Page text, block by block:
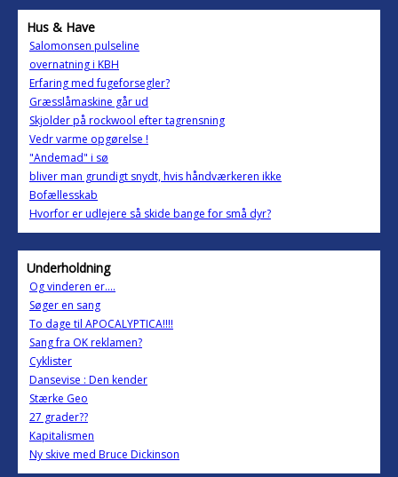
Hus & Have
Salomonsen pulseline
overnatning i KBH
Erfaring med fugeforsegler?
Græsslåmaskine går ud
Skjolder på rockwool efter tagrensning
Vedr varme opgørelse !
"Andemad" i sø
bliver man grundigt snydt, hvis håndværkeren ikke
Bofællesskab
Hvorfor er udlejere så skide bange for små dyr?
Underholdning
Og vinderen er....
Søger en sang
To dage til APOCALYPTICA!!!!
Sang fra OK reklamen?
Cyklister
Dansevise : Den kender
Stærke Geo
27 grader??
Kapitalismen
Ny skive med Bruce Dickinson